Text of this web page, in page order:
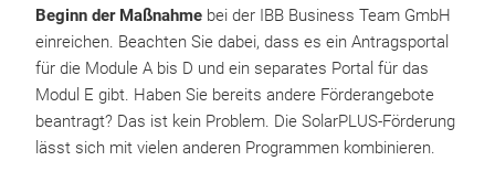
Beginn der Maßnahme bei der IBB Business Team GmbH
einreichen. Beachten Sie dabei, dass es ein Antragsportal
für die Module A bis D und ein separates Portal für das
Modul E gibt. Haben Sie bereits andere Förderangebote
beantragt? Das ist kein Problem. Die SolarPLUS-Förderung
lässt sich mit vielen anderen Programmen kombinieren.